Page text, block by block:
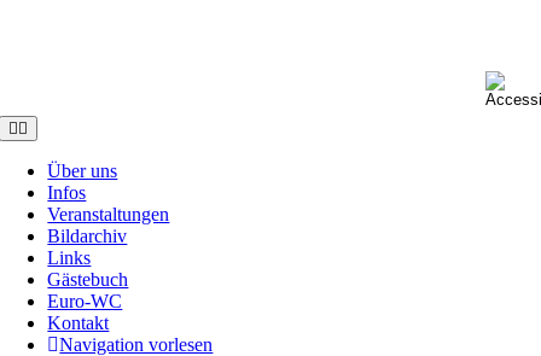
Toggle
Navigation
Über uns
Infos
Veranstaltungen
Bildarchiv
Links
Gästebuch
Euro-WC
Kontakt
Navigation vorlesen